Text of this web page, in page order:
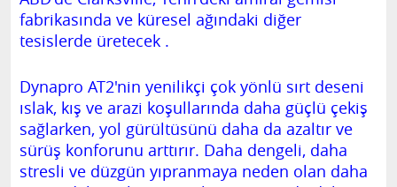
fabrikasında ve küresel ağındaki diğer
tesislerde üretecek .
Dynapro AT2'nin yenilikçi çok yönlü sırt deseni
ıslak, kış ve arazi koşullarında daha güçlü çekiş
sağlarken, yol gürültüsünü daha da azaltır ve
sürüş konforunu arttırır. Daha dengeli, daha
stresli ve düzgün yıpranmaya neden olan daha